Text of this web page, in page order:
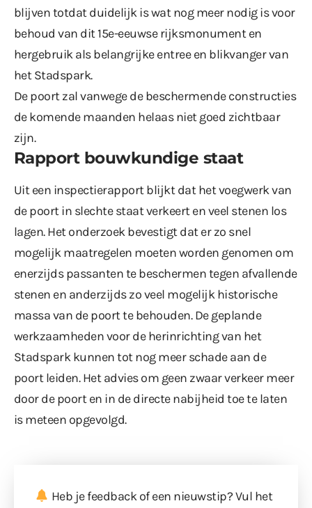
blijven totdat duidelijk is wat nog meer nodig is voor
behoud van dit 15e-eeuwse rijksmonument en
hergebruik als belangrijke entree en blikvanger van
het Stadspark.
De poort zal vanwege de beschermende constructies
de komende maanden helaas niet goed zichtbaar
zijn.
Rapport bouwkundige staat
Uit een inspectierapport blijkt dat het voegwerk van
de poort in slechte staat verkeert en veel stenen los
lagen. Het onderzoek bevestigt dat er zo snel
mogelijk maatregelen moeten worden genomen om
enerzijds passanten te beschermen tegen afvallende
stenen en anderzijds zo veel mogelijk historische
massa van de poort te behouden. De geplande
werkzaamheden voor de herinrichting van het
Stadspark kunnen tot nog meer schade aan de
poort leiden. Het advies om geen zwaar verkeer meer
door de poort en in de directe nabijheid toe te laten
is meteen opgevolgd.
Heb je feedback of een nieuwstip? Vul het